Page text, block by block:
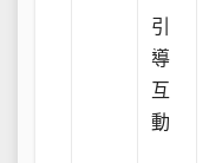
引
導
互
動